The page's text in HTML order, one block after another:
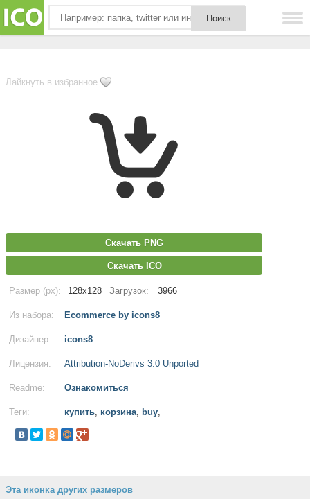
Лайкнуть в избранное
Скачать PNG
Скачать ICO
Размер (px): 128x128 Загрузок: 3966
Из набора: Ecommerce by icons8
Дизайнер: icons8
Лицензия: Attribution-NoDerivs 3.0 Unported
Readme: Ознакомиться
Теги: купить, корзина, buy,
Эта иконка других размеров